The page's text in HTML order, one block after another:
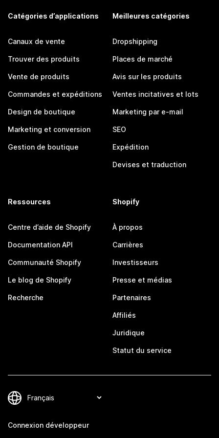
Catégories d’applications
Canaux de vente
Trouver des produits
Vente de produits
Commandes et expéditions
Design de boutique
Marketing et conversion
Gestion de boutique
Meilleures catégories
Dropshipping
Places de marché
Avis sur les produits
Ventes incitatives et lots
Marketing par e-mail
SEO
Expédition
Devises et traduction
Ressources
Centre d’aide de Shopify
Documentation API
Communauté Shopify
Le blog de Shopify
Recherche
Shopify
À propos
Carrières
Investisseurs
Presse et médias
Partenaires
Affiliés
Juridique
Statut du service
Connexion développeur